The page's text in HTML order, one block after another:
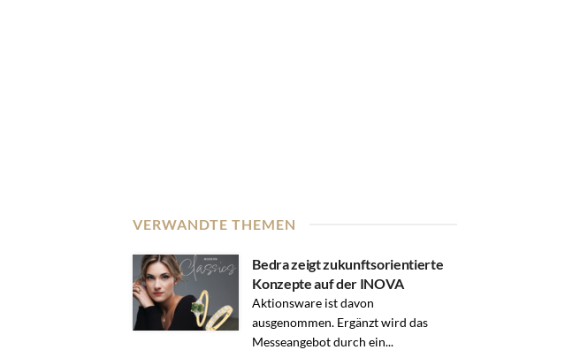
VERWANDTE THEMEN
Bedra zeigt zukunftsorientierte
Konzepte auf der INOVA
Aktionsware ist davon
ausgenommen. Ergänzt wird das
Messeangebot durch ein...